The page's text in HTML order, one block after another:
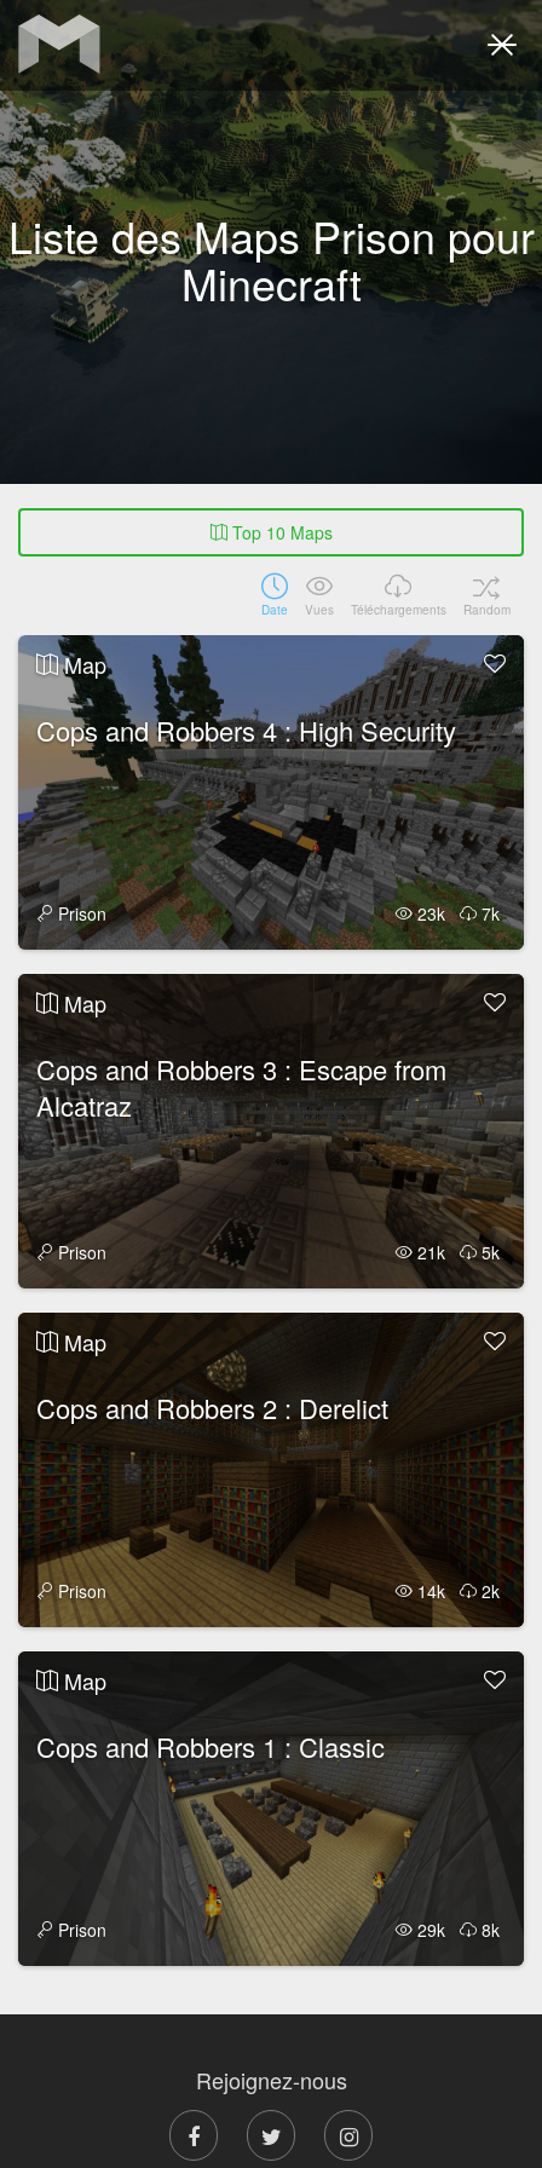
Liste des Maps Prison pour
Minecraft
Top 10 Maps
Date Vues Téléchargements Random
Map
Cops and Robbers 4 : High Security
Prison 23k 7k
Map
Cops and Robbers 3 : Escape from
Alcatraz
Prison 21k 5k
Map
Cops and Robbers 2 : Derelict
Prison 14k 2k
Map
Cops and Robbers 1 : Classic
Prison 29k 8k
Rejoignez-nous